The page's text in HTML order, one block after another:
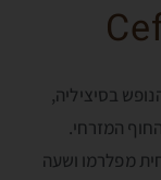
בסיציליה,
המזרחי.
מפלרמו ושעה